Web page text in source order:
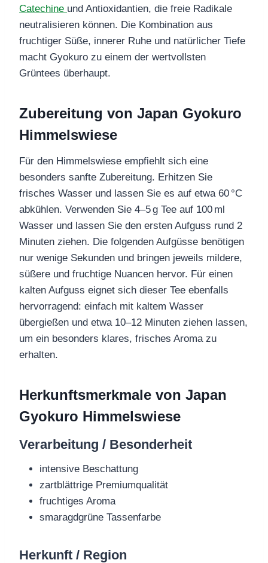
Catechine und Antioxidantien, die freie Radikale
neutralisieren können. Die Kombination aus
fruchtiger Süße, innerer Ruhe und natürlicher Tiefe
macht Gyokuro zu einem der wertvollsten
Grüntees überhaupt.
Zubereitung von Japan Gyokuro
Himmelswiese
Für den Himmelswiese empfiehlt sich eine
besonders sanfte Zubereitung. Erhitzen Sie
frisches Wasser und lassen Sie es auf etwa 60 °C
abkühlen. Verwenden Sie 4–5 g Tee auf 100 ml
Wasser und lassen Sie den ersten Aufguss rund 2
Minuten ziehen. Die folgenden Aufgüsse benötigen
nur wenige Sekunden und bringen jeweils mildere,
süßere und fruchtige Nuancen hervor. Für einen
kalten Aufguss eignet sich dieser Tee ebenfalls
hervorragend: einfach mit kaltem Wasser
übergießen und etwa 10–12 Minuten ziehen lassen,
um ein besonders klares, frisches Aroma zu
erhalten.
Herkunftsmerkmale von Japan
Gyokuro Himmelswiese
Verarbeitung / Besonderheit
intensive Beschattung
zartblättrige Premiumqualität
fruchtiges Aroma
smaragdgrüne Tassenfarbe
Herkunft / Region